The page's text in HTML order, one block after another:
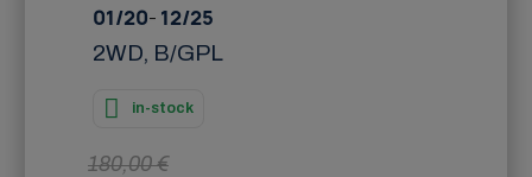
01/20- 12/25
2WD, B/GPL
in-stock
180,00 €